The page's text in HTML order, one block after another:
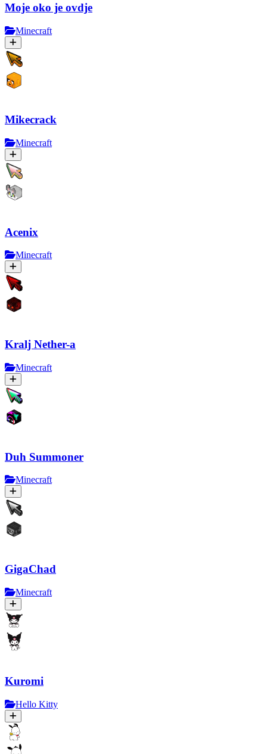
Moje oko je ovdje
Minecraft
Mikecrack
Minecraft
Acenix
Minecraft
Kralj Nether-a
Minecraft
Duh Summoner
Minecraft
GigaChad
Minecraft
Kuromi
Hello Kitty